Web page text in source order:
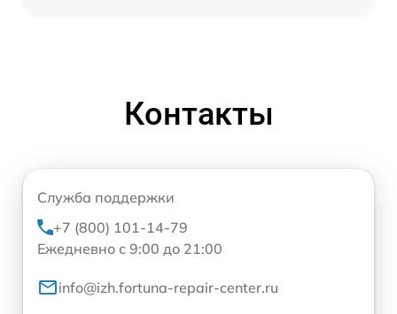
Контакты
Служба поддержки
+7 (800) 101-14-79
Ежедневно с 9:00 до 21:00
info@izh.fortuna-repair-center.ru